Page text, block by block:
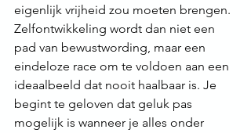
eigenlijk vrijheid zou moeten brengen.
Zelfontwikkeling wordt dan niet een
pad van bewustwording, maar een
eindeloze race om te voldoen aan een
ideaalbeeld dat nooit haalbaar is. Je
begint te geloven dat geluk pas
mogelijk is wanneer je alles onder